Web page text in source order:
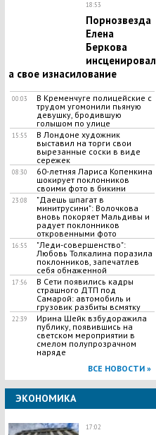
18:53
Порнозвезда
Елена
Беркова
инсценировал
а свое изнасилование
00:03
В Кременчуге полицейские с
трудом угомонили пьяную
девушку, бродившую
голышом по улице
15:55
В Лондоне художник
выставил на торги свои
вырезанные соски в виде
сережек
08:30
60-летняя Лариса Копенкина
шокирует поклонников
своими фото в бикини
23:08
"Даешь шпагат в
минитрусини": Волочкова
вновь покоряет Мальдивы и
радует поклонников
откровенными фото
16:55
"Леди-совершенство":
Любовь Толкалина поразила
поклонников, запечатлев
себя обнаженной
17:56
В Сети появились кадры
страшного ДТП под
Самарой: автомобиль и
грузовик разбиты всмятку
22:39
Ирина Шейк взбудоражила
публику, появившись на
светском мероприятии в
смелом полупрозрачном
наряде
ВСЕ НОВОСТИ »
ЭКОНОМИКА
17:02